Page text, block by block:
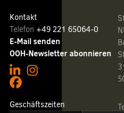
Kontakt
Telefon ‭ +49 221 65064-0
E-Mail senden
OOH-Newsletter abonnieren
Geschäftszeiten